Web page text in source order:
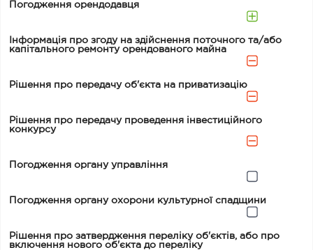
Погодження орендодавця
Інформація про згоду на здійснення поточного та/або
капітального ремонту орендованого майна
Рішення про передачу об'єкта на приватизацію
Рішення про передачу проведення інвестиційного
конкурсу
Погодження органу управління
Погодження органу охорони культурної спадщини
Рішення про затвердження переліку об'єктів, або про
включення нового об'єкта до переліку